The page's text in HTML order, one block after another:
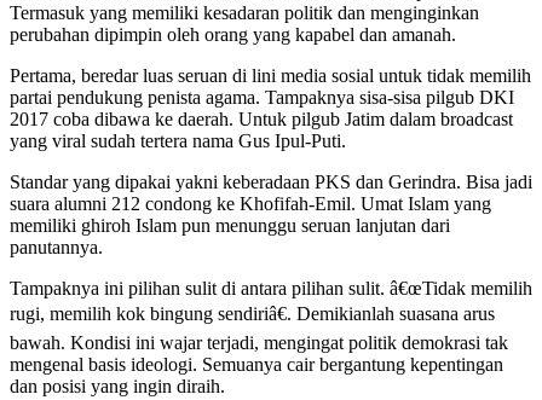
Termasuk yang memiliki kesadaran politik dan menginginkan
perubahan dipimpin oleh orang yang kapabel dan amanah.
Pertama, beredar luas seruan di lini media sosial untuk tidak memilih
partai pendukung penista agama. Tampaknya sisa-sisa pilgub DKI
2017 coba dibawa ke daerah. Untuk pilgub Jatim dalam broadcast
yang viral sudah tertera nama Gus Ipul-Puti.
Standar yang dipakai yakni keberadaan PKS dan Gerindra. Bisa jadi
suara alumni 212 condong ke Khofifah-Emil. Umat Islam yang
memiliki ghiroh Islam pun menunggu seruan lanjutan dari
panutannya.
Tampaknya ini pilihan sulit di antara pilihan sulit. â€œTidak memilih
rugi, memilih kok bingung sendiriâ€. Demikianlah suasana arus
bawah. Kondisi ini wajar terjadi, mengingat politik demokrasi tak
mengenal basis ideologi. Semuanya cair bergantung kepentingan
dan posisi yang ingin diraih.